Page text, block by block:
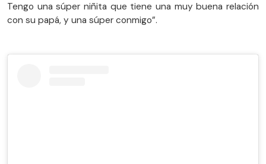
Tengo una súper niñita que tiene una muy buena relación
con su papá, y una súper conmigo”.